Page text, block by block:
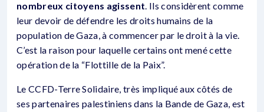
nombreux citoyens agissent. Ils considèrent comme
leur devoir de défendre les droits humains de la
population de Gaza, à commencer par le droit à la vie.
C’est la raison pour laquelle certains ont mené cette
opération de la “Flottille de la Paix”.
Le CCFD-Terre Solidaire, très impliqué aux côtés de
ses partenaires palestiniens dans la Bande de Gaza, est